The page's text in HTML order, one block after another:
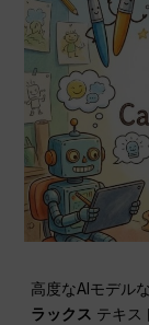
高度なAIモデル
ラックス テキス